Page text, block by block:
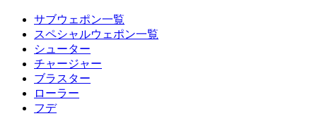
サブウェポン一覧
スペシャルウェポン一覧
シューター
チャージャー
ブラスター
ローラー
フデ